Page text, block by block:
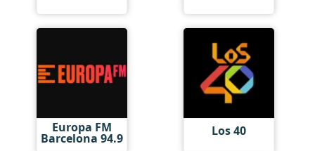
Europa FM
Barcelona 94.9 Los 40